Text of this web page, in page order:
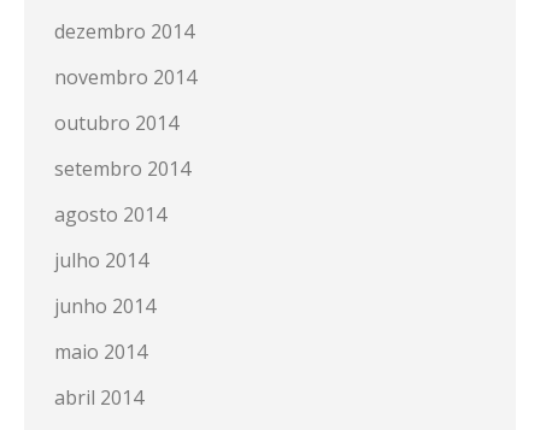
dezembro 2014
novembro 2014
outubro 2014
setembro 2014
agosto 2014
julho 2014
junho 2014
maio 2014
abril 2014